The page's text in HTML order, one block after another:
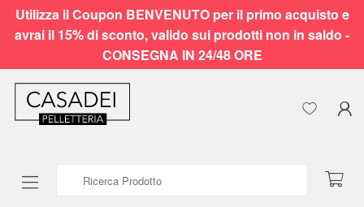
Utilizza il Coupon BENVENUTO per il primo acquisto e
avrai il 15% di sconto, valido sui prodotti non in saldo -
CONSEGNA IN 24/48 ORE